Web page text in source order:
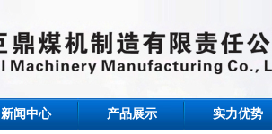
新闻中心 产品展示 实力优势